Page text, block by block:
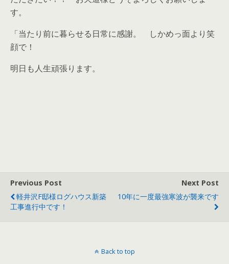
す。
「当たり前に暮らせる日常に感謝。 しかめっ面より笑
顔で！
明日も人生頑張ります。
Previous Post
軽井沢F邸様ログハウス新築
工事進行中です！
Next Post
10年に一度最強寒波が襲来です
Back to top